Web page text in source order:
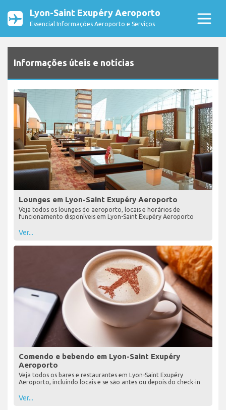
Lyon-Saint Exupéry Aeroporto
Essencial Informações Aeroporto e Serviços
Informações úteis e notícias
Lounges em Lyon-Saint Exupéry Aeroporto
Veja todos os lounges do aeroporto, locais e horários de
funcionamento disponíveis em Lyon-Saint Exupéry Aeroporto
Ver...
Comendo e bebendo em Lyon-Saint Exupéry
Aeroporto
Veja todos os bares e restaurantes em Lyon-Saint Exupéry
Aeroporto, incluindo locais e se são antes ou depois do check-in
Ver...